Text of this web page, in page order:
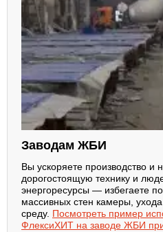
Заводам ЖБИ
Вы ускоряете производство и
дорогостоящую технику и
энергоресурсы — избегаете
массивных стен камеры,
среду. Посмотреть пример
ФлексиХИТ на заводе ЖБИ